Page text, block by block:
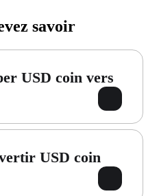
savoir
USD coin vers
USD coin